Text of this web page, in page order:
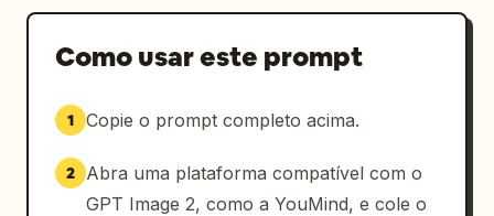
Como usar este prompt
1 Copie o prompt completo acima.
2
Abra uma plataforma compatível com o
GPT Image 2, como a YouMind, e cole o